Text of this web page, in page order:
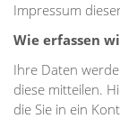
Impressum
Wie erfassen
Ihre Daten
diese mitteilen.
die Sie in ein